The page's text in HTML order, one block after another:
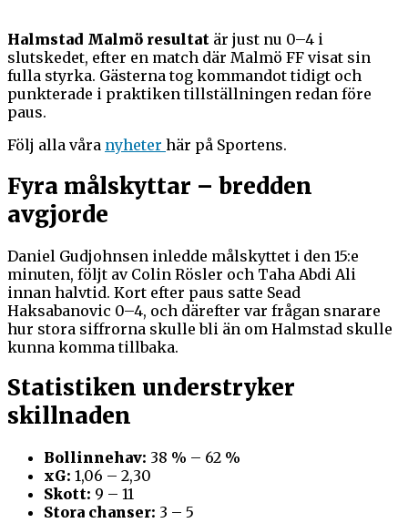
Halmstad Malmö resultat är just nu 0–4 i
slutskedet, efter en match där Malmö FF visat sin
fulla styrka. Gästerna tog kommandot tidigt och
punkterade i praktiken tillställningen redan före
paus.
Följ alla våra nyheter här på Sportens.
Fyra målskyttar – bredden
avgjorde
Daniel Gudjohnsen inledde målskyttet i den 15:e
minuten, följt av Colin Rösler och Taha Abdi Ali
innan halvtid. Kort efter paus satte Sead
Haksabanovic 0–4, och därefter var frågan snarare
hur stora siffrorna skulle bli än om Halmstad skulle
kunna komma tillbaka.
Statistiken understryker
skillnaden
Bollinnehav: 38 % – 62 %
xG: 1,06 – 2,30
Skott: 9 – 11
Stora chanser: 3 – 5